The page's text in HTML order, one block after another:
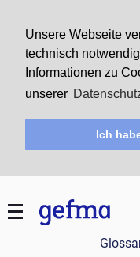
Unsere Webseite
technisch
Informationen zu
unserer
Ich